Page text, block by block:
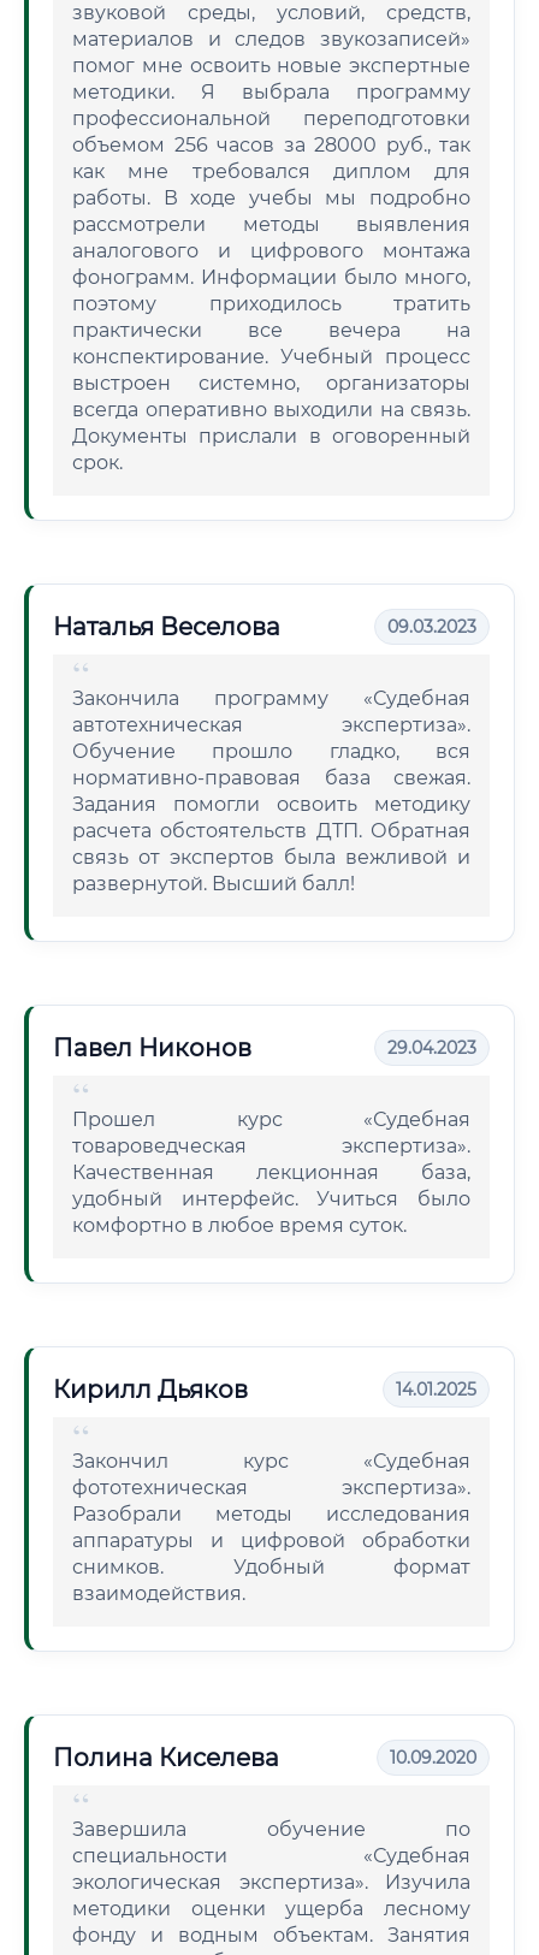
звуковой среды, условий, средств,
материалов и следов звукозаписей»
помог мне освоить новые экспертные
методики. Я выбрала программу
профессиональной переподготовки
объемом 256 часов за 28000 руб., так
как мне требовался диплом для
работы. В ходе учебы мы подробно
рассмотрели методы выявления
аналогового и цифрового монтажа
фонограмм. Информации было много,
поэтому приходилось тратить
практически все вечера на
конспектирование. Учебный процесс
выстроен системно, организаторы
всегда оперативно выходили на связь.
Документы прислали в оговоренный
срок.
Наталья Веселова 09.03.2023
Закончила программу «Судебная
автотехническая экспертиза».
Обучение прошло гладко, вся
нормативно-правовая база свежая.
Задания помогли освоить методику
расчета обстоятельств ДТП. Обратная
связь от экспертов была вежливой и
развернутой. Высший балл!
Павел Никонов 29.04.2023
Прошел курс «Судебная
товароведческая экспертиза».
Качественная лекционная база,
удобный интерфейс. Учиться было
комфортно в любое время суток.
Кирилл Дьяков 14.01.2025
Закончил курс «Судебная
фототехническая экспертиза».
Разобрали методы исследования
аппаратуры и цифровой обработки
снимков. Удобный формат
взаимодействия.
Полина Киселева 10.09.2020
Завершила обучение по
специальности «Судебная
экологическая экспертиза». Изучила
методики оценки ущерба лесному
фонду и водным объектам. Занятия